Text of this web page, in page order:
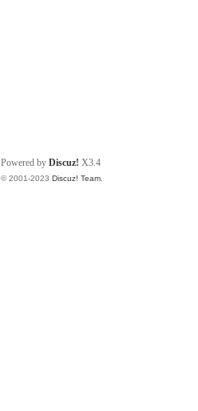
Powered by Discuz! X3.4
© 2001-2023 Discuz! Team